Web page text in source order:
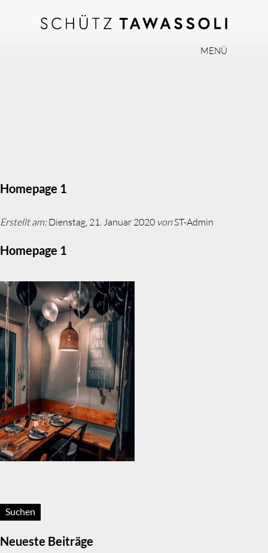
MENÜ
Homepage 1
Erstellt am:Dienstag, 21. Januar 2020 vonST-Admin
Homepage 1
Neueste Beiträge